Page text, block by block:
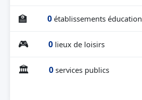
🏫 0 établissements éducation
🎮 0 lieux de loisirs
🏛 0 services publics